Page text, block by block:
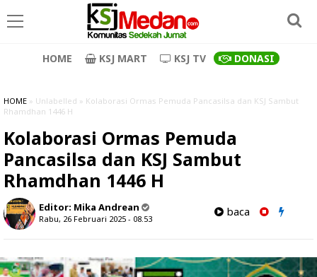
HOME KSJ MART KSJ TV DONASI
HOME » Unlabelled » Kolaborasi Ormas Pemuda Pancasilsa dan KSJ Sambut
Rhamdhan 1446 H
Kolaborasi Ormas Pemuda
Pancasilsa dan KSJ Sambut
Rhamdhan 1446 H
Editor: Mika Andrean
Rabu, 26 Februari 2025 - 08.53
baca